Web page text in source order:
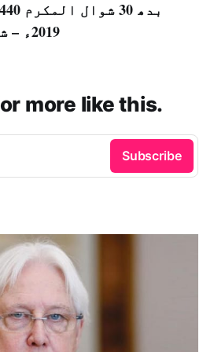
2019ء – شمارہ نمبر [14827]
more like this.
Subscribe